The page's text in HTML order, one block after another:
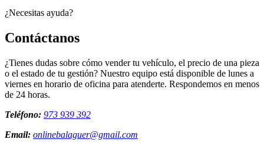
¿Necesitas ayuda?
Contáctanos
¿Tienes dudas sobre cómo vender tu vehículo, el precio de una pieza
o el estado de tu gestión? Nuestro equipo está disponible de lunes a
viernes en horario de oficina para atenderte. Respondemos en menos
de 24 horas.
Teléfono: 973 939 392
Email: onlinebalaguer@gmail.com